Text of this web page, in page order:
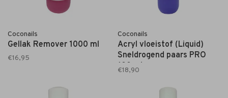
Coconails
Gellak Remover 1000 ml
€16,95
Coconails
Acryl vloeistof (Liquid)
Sneldrogend paars PRO
100 ml
€18,90